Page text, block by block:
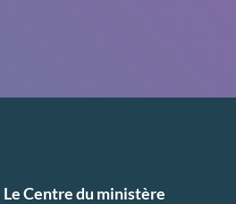
Le Centre du ministère